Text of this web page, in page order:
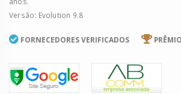
Versão: Evolution 9.8
FORNECEDORES VERIFICADOS